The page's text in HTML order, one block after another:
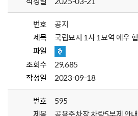
번호
공지
제목
국립묘지 1사 1묘역 예우
파일
조회수
29,685
작성일
2023-09-18
번호
595